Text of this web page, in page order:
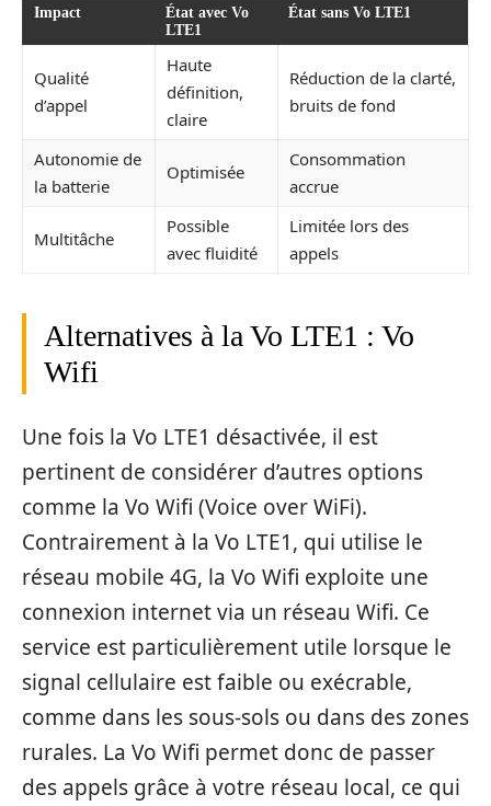
Impact
État avec Vo
LTE1
État sans Vo LTE1
Qualité
d’appel
Haute
définition,
claire
Réduction de la clarté,
bruits de fond
Autonomie de
la batterie
Optimisée
Consommation
accrue
Multitâche
Possible
avec fluidité
Limitée lors des
appels
Alternatives à la Vo LTE1 : Vo
Wifi
Une fois la Vo LTE1 désactivée, il est
pertinent de considérer d’autres options
comme la Vo Wifi (Voice over WiFi).
Contrairement à la Vo LTE1, qui utilise le
réseau mobile 4G, la Vo Wifi exploite une
connexion internet via un réseau Wifi. Ce
service est particulièrement utile lorsque le
signal cellulaire est faible ou exécrable,
comme dans les sous-sols ou dans des zones
rurales. La Vo Wifi permet donc de passer
des appels grâce à votre réseau local, ce qui